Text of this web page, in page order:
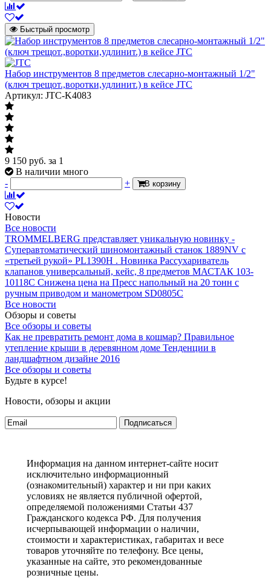
Быстрый просмотр
Набор инструментов 8 предметов слесарно-монтажный 1/2"
(ключ трещот.,воротки,удлинит.) в кейсе JTC
Артикул: JTC-K4083
9 150 руб. за 1
В наличии много
-
+ В корзину
Новости
Все новости
TROMMELBERG представляет уникальную новинку -
Суперавтоматический шиномонтажный станок 1889NV с
«третьей рукой» PL1390H . Новинка Рассухариватель
клапанов универсальный, кейс, 8 предметов МАСТАК 103-
10118C Снижена цена на Пресс напольный на 20 тонн с
ручным приводом и манометром SD0805C
Все новости
Обзоры и советы
Все обзоры и советы
Как не превратить ремонт дома в кошмар? Правильное
утепление крыши в деревянном доме Тенденции в
ландшафтном дизайне 2016
Все обзоры и советы
Будьте в курсе!
Новости, обзоры и акции
Подписаться
Информация на данном интернет-сайте носит
исключительно информационный
(ознакомительный) характер и ни при каких
условиях не является публичной офертой,
определяемой положениями Статьи 437
Гражданского кодекса РФ. Для получения
исчерпывающей информации о наличии,
стоимости и характеристиках, габаритах и весе
товаров уточняйте по телефону. Все цены,
указанные на сайте, это рекомендованные
розничные цены.